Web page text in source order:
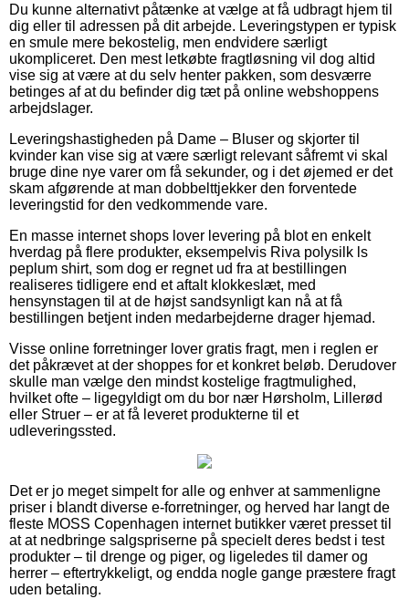
Du kunne alternativt påtænke at vælge at få udbragt hjem til
dig eller til adressen på dit arbejde. Leveringstypen er typisk
en smule mere bekostelig, men endvidere særligt
ukompliceret. Den mest letkøbte fragtløsning vil dog altid
vise sig at være at du selv henter pakken, som desværre
betinges af at du befinder dig tæt på online webshoppens
arbejdslager.
Leveringshastigheden på Dame – Bluser og skjorter til
kvinder kan vise sig at være særligt relevant såfremt vi skal
bruge dine nye varer om få sekunder, og i det øjemed er det
skam afgørende at man dobbelttjekker den forventede
leveringstid for den vedkommende vare.
En masse internet shops lover levering på blot en enkelt
hverdag på flere produkter, eksempelvis Riva polysilk ls
peplum shirt, som dog er regnet ud fra at bestillingen
realiseres tidligere end et aftalt klokkeslæt, med
hensynstagen til at de højst sandsynligt kan nå at få
bestillingen betjent inden medarbejderne drager hjemad.
Visse online forretninger lover gratis fragt, men i reglen er
det påkrævet at der shoppes for et konkret beløb. Derudover
skulle man vælge den mindst kostelige fragtmulighed,
hvilket ofte – ligegyldigt om du bor nær Hørsholm, Lillerød
eller Struer – er at få leveret produkterne til et
udleveringssted.
Det er jo meget simpelt for alle og enhver at sammenligne
priser i blandt diverse e-forretninger, og herved har langt de
fleste MOSS Copenhagen internet butikker været presset til
at at nedbringe salgspriserne på specielt deres bedst i test
produkter – til drenge og piger, og ligeledes til damer og
herrer – eftertrykkeligt, og endda nogle gange præstere fragt
uden betaling.